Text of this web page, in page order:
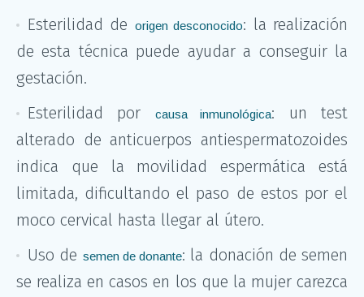
Esterilidad de origen desconocido: la realización
de esta técnica puede ayudar a conseguir la
gestación.
Esterilidad por
causa inmunológica: un test
alterado de anticuerpos antiespermatozoides
indica que la movilidad espermática está
limitada, dificultando el paso de estos por el
moco cervical hasta llegar al útero.
Uso de semen de donante: la donación de semen
se realiza en casos en los que la mujer carezca